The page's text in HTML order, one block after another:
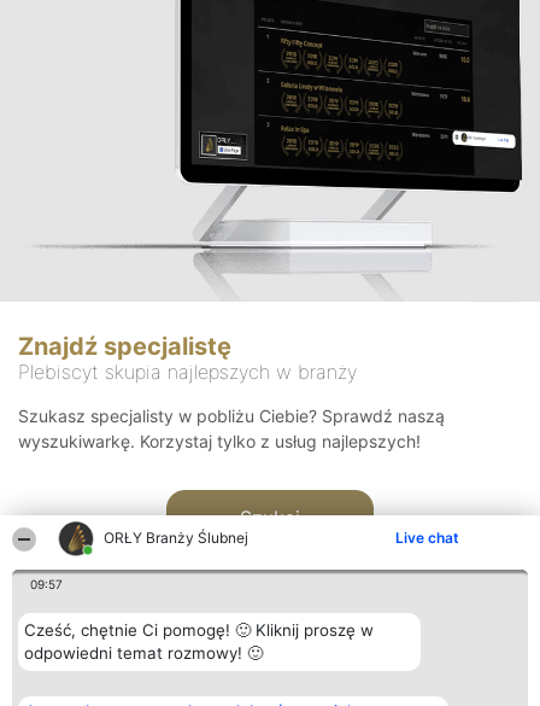
ORŁY Branży Ślubnej Live chat
09:57
Cześć, chętnie Ci pomogę! 🙂 Kliknij proszę w
odpowiedni temat rozmowy! 🙂
Znajdź specjalistę
Plebiscyt skupia najlepszych w branży
Szukasz specjalisty w pobliżu Ciebie? Sprawdź naszą
wyszukiwarkę. Korzystaj tylko z usług najlepszych!
Szukaj
Organizator plebiscytu Plebiscyt Kontakt